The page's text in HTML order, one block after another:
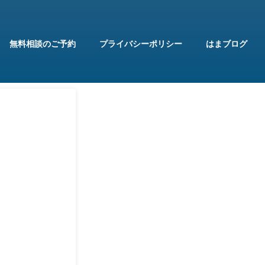
無料相談のご予約 プライバシーポリシー はまブログ